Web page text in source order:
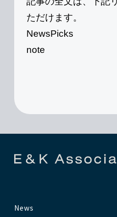
ただけます。
NewsPicks
note
News